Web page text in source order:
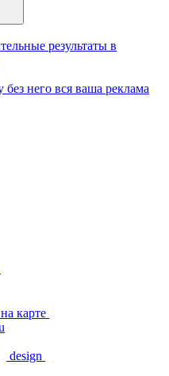
результаты в
него вся ваша реклама
карте
design